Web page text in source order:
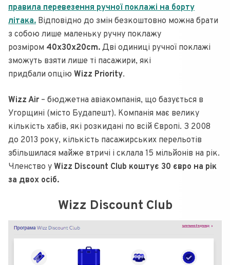
правила перевезення ручної поклажі на борту
літака. Відповідно до змін безкоштовно можна брати
з собою лише маленьку ручну поклажу
розміром 40x30x20cm. Дві одиниці ручної поклажі
зможуть взяти лише ті пасажири, які
придбали опцію Wizz Priority.
Wizz Air – бюджетна авіакомпанія, що базується в
Угорщині (місто Будапешт). Компанія має велику
кількість хабів, які розкидані по всій Європі. З 2008
до 2013 року, кількість пасажирських перельотів
збільшилася майже втричі і склала 15 мільйонів на рік.
Членство у Wizz Discount Club коштує 30 євро на рік
за двох осіб.
Wizz Discount Club